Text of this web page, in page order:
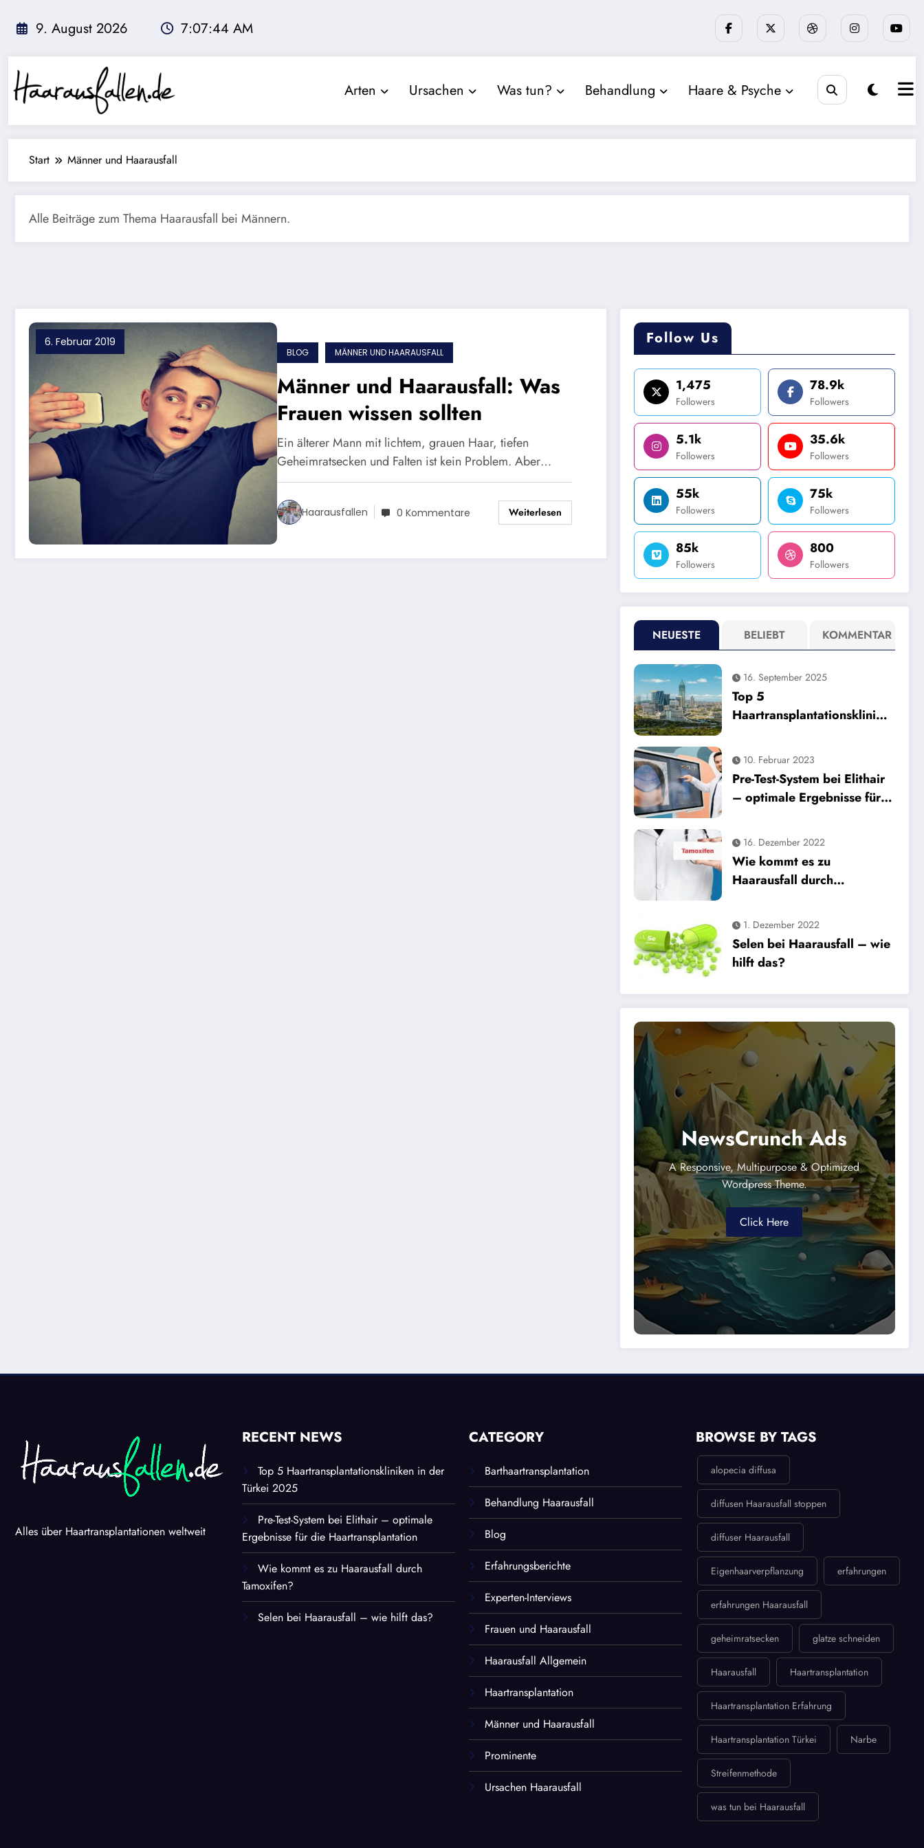
Inhalt
9. August 2026 7:07:44 AM
Arten Ursachen Was tun? Behandlung Haare & Psyche
Start Männer und Haarausfall
Alle Beiträge zum Thema Haarausfall bei Männern.
6. Februar 2019
BLOG MÄNNER UND HAARAUSFALL
Männer und Haarausfall: Was
Frauen wissen sollten
Ein älterer Mann mit lichtem, grauen Haar, tiefen
Geheimratsecken und Falten ist kein Problem. Aber…
Haarausfallen 0 Kommentare Weiterlesen
Follow Us
1,475
Followers
78.9k
Followers
5.1k
Followers
35.6k
Followers
55k
Followers
75k
Followers
85k
Followers
800
Followers
NEUESTE BELIEBT KOMMENTAR
16. September 2025
Top 5
Haartransplantationsklinike
10. Februar 2023
Pre-Test-System bei Elithair
– optimale Ergebnisse für
16. Dezember 2022
Wie kommt es zu
Haarausfall durch
1. Dezember 2022
Selen bei Haarausfall – wie
hilft das?
NewsCrunch Ads
A Responsive, Multipurpose & Optimized
Wordpress Theme.
Click Here
Alles über Haartransplantationen weltweit
RECENT NEWS
Top 5 Haartransplantationskliniken in der
Türkei 2025
Pre-Test-System bei Elithair – optimale
Ergebnisse für die Haartransplantation
Wie kommt es zu Haarausfall durch
Tamoxifen?
Selen bei Haarausfall – wie hilft das?
CATEGORY
Barthaartransplantation
Behandlung Haarausfall
Blog
Erfahrungsberichte
Experten-Interviews
Frauen und Haarausfall
Haarausfall Allgemein
Haartransplantation
Männer und Haarausfall
Prominente
Ursachen Haarausfall
BROWSE BY TAGS
alopecia diffusa
diffusen Haarausfall stoppen
diffuser Haarausfall
Eigenhaarverpflanzung erfahrungen
erfahrungen Haarausfall
geheimratsecken glatze schneiden
Haarausfall Haartransplantation
Haartransplantation Erfahrung
Haartransplantation Türkei Narbe
Streifenmethode
was tun bei Haarausfall